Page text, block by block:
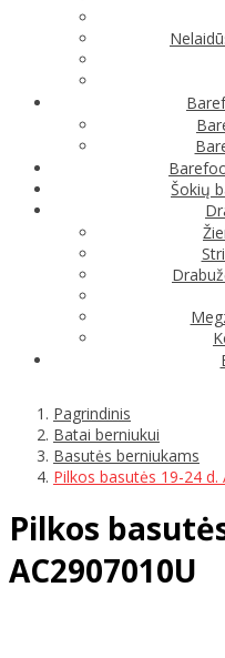
Šokių
Pagrindinis
Batai berniukui
Basutės berniukams
Pilkos basutės 19-24 d.
Pilkos
AC2907010U